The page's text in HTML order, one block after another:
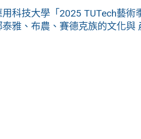
科技大學「2025 TUTech藝術
泰雅、布農、賽德克族的文化與